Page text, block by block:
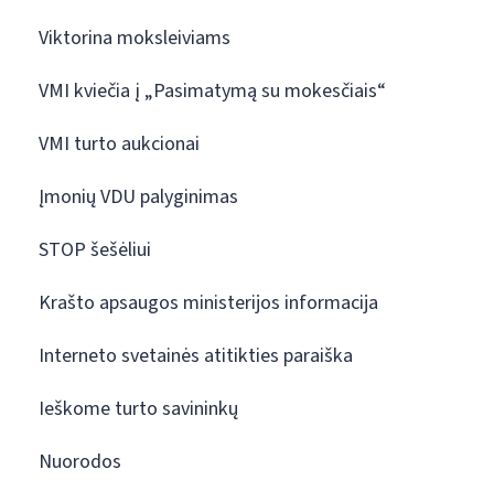
Viktorina moksleiviams
VMI kviečia į „Pasimatymą su mokesčiais“
VMI turto aukcionai
Įmonių VDU palyginimas
STOP šešėliui
Krašto apsaugos ministerijos informacija
Interneto svetainės atitikties paraiška
Ieškome turto savininkų
Nuorodos